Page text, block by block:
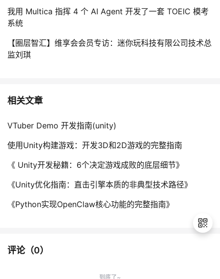
我用 Multica 指挥 4 个 AI Agent 开发了一套 TOEIC 模考
系统
【圈层智汇】维享会会员专访：迷你玩科技有限公司技术总
监刘琪
相关文章
VTuber Demo 开发指南(unity)
使用Unity构建游戏：开发3D和2D游戏的完整指南
《 Unity开发秘籍：6个决定游戏成败的底层细节》
《Unity优化指南：直击引擎本质的非典型技术路径》
《Python实现OpenClaw核心功能的完整指南》
评论（0）
到底了~